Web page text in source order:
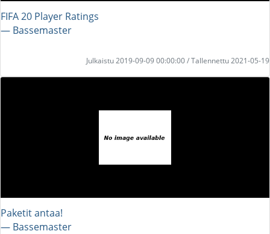
FIFA 20 Player Ratings
― Bassemaster
Julkaistu 2019-09-09 00:00:00 / Tallennettu 2021-05-19
Paketit antaa!
― Bassemaster